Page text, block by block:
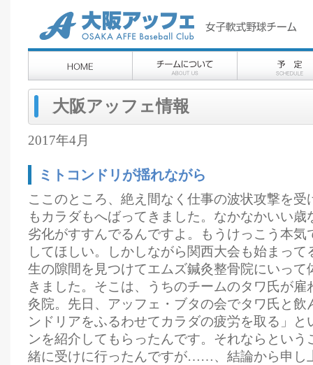
大阪アッフェ情報
2017年4月
ミトコンドリが揺れながら
ここのところ、絶え間なく仕事の波状攻撃を受
もカラダもへばってきました。なかなかいい歳
劣化がすすんでるんですよ。もうけっこう本気
してほしい。しかしながら関西大会も始まっ
生の隙間を見つけてエムズ鍼灸整骨院にいって
きました。そこは、うちのチームのタワ氏が雇
灸院。先日、アッフェ・ブタの会でタワ氏と飲
ンドリアをふるわせてカラダの疲労を取る」と
ンを紹介してもらったんです。それならという
緒に受けに行ったんですが……、結論から申し